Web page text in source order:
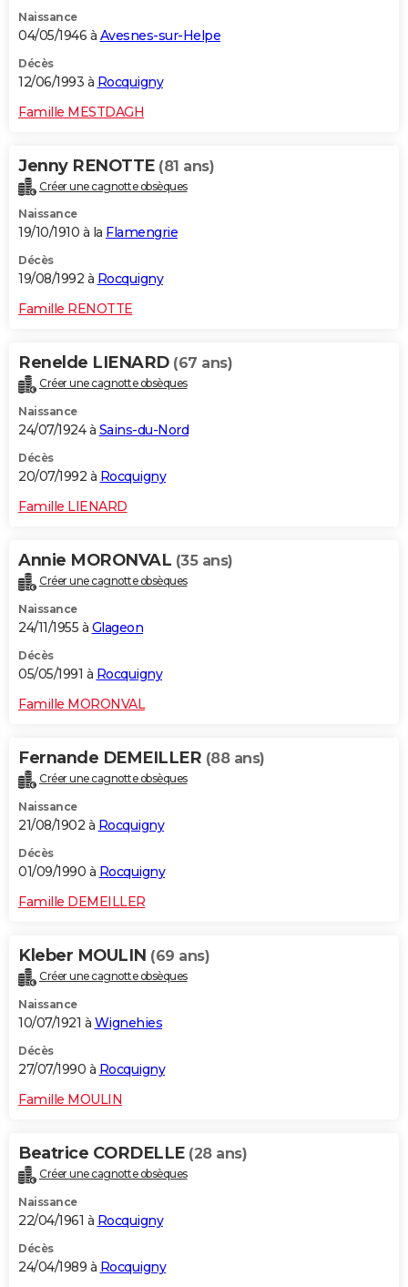
Naissance
04/05/1946 à Avesnes-sur-Helpe
Décès
12/06/1993 à Rocquigny
Famille MESTDAGH
Jenny RENOTTE (81 ans)
Créer une cagnotte obsèques
Naissance
19/10/1910 à la Flamengrie
Décès
19/08/1992 à Rocquigny
Famille RENOTTE
Renelde LIENARD (67 ans)
Créer une cagnotte obsèques
Naissance
24/07/1924 à Sains-du-Nord
Décès
20/07/1992 à Rocquigny
Famille LIENARD
Annie MORONVAL (35 ans)
Créer une cagnotte obsèques
Naissance
24/11/1955 à Glageon
Décès
05/05/1991 à Rocquigny
Famille MORONVAL
Fernande DEMEILLER (88 ans)
Créer une cagnotte obsèques
Naissance
21/08/1902 à Rocquigny
Décès
01/09/1990 à Rocquigny
Famille DEMEILLER
Kleber MOULIN (69 ans)
Créer une cagnotte obsèques
Naissance
10/07/1921 à Wignehies
Décès
27/07/1990 à Rocquigny
Famille MOULIN
Beatrice CORDELLE (28 ans)
Créer une cagnotte obsèques
Naissance
22/04/1961 à Rocquigny
Décès
24/04/1989 à Rocquigny